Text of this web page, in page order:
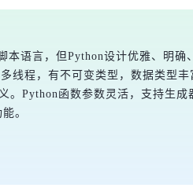
语言，但Python设计优雅、明
程，有不可变类型，数据类型
Python函数参数灵活，支持生
。